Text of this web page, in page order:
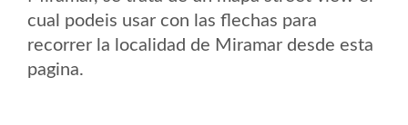
cual podeis usar con las flechas para
recorrer la localidad de Miramar desde esta
pagina.